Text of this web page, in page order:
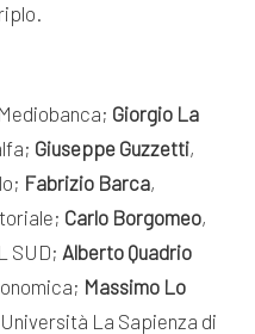
Giorgio La
Giuseppe Guzzetti,
Fabrizio Barca,
Carlo Borgomeo,
SUD; Alberto Quadrio
Massimo Lo
La Sapienza di